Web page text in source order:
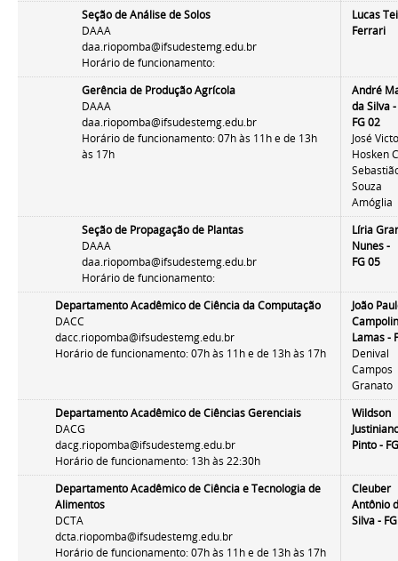
Seção de Análise de Solos
DAAA
daa.riopomba@ifsudestemg.edu.br
Horário de funcionamento:
Lucas
Ferrari
Gerência de Produção Agrícola
DAAA
daa.riopomba@ifsudestemg.edu.br
Horário de funcionamento: 07h às 11h e de 13h
às 17h
André
da Silva-
FG 02
José
Hosken
Souza
Amóglia
Seção de Propagação de Plantas
DAAA
daa.riopomba@ifsudestemg.edu.br
Horário de funcionamento:
Líria
Nunes -
FG 05
Departamento Acadêmico de Ciência da Computação
DACC
dacc.riopomba@ifsudestemg.edu.br
Horário de funcionamento: 07h às 11h e de 13h às 17h
João
Lamas -
Denival
Campos
Granato
Departamento Acadêmico de Ciências Gerenciais
DACG
dacg.riopomba@ifsudestemg.edu.br
Horário de funcionamento: 13h às 22:30h
Wildson
Pinto-
Departamento Acadêmico de Ciência e Tecnologia de
Alimentos
DCTA
dcta.riopomba@ifsudestemg.edu.br
Horário de funcionamento:07h às 11h e de 13h às 17h
Cleuber
Antônio
Silva -